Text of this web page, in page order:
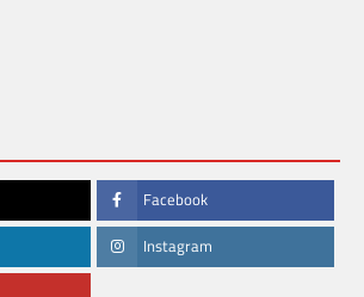
Facebook
Instagram